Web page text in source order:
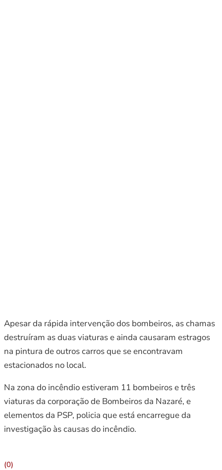
Apesar da rápida intervenção dos bombeiros, as chamas
destruíram as duas viaturas e ainda causaram estragos
na pintura de outros carros que se encontravam
estacionados no local.
Na zona do incêndio estiveram 11 bombeiros e três
viaturas da corporação de Bombeiros da Nazaré, e
elementos da PSP, policia que está encarregue da
investigação às causas do incêndio.
(0)